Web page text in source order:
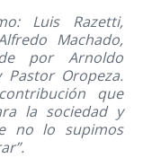
Luis Razetti,
Machado,
por Arnoldo
Pastor Oropeza.
que
la sociedad y
no lo supimos